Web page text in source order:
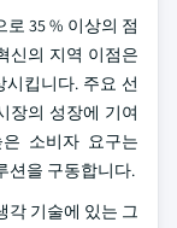
35 % 이상의 점
신의 지역 이점은
킵니다. 주요 선
장의 성장에 기여
소비자 요구는
션을 구동합니다.
각 기술에 있는 그